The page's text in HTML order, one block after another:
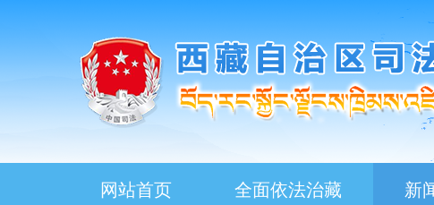
网站首页 全面依法治藏 新